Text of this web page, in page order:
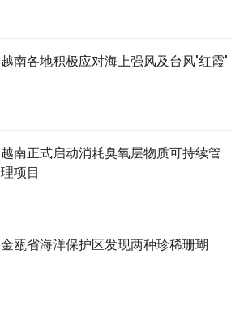
越南各地积极应对海上强风及台风'红霞'
越南正式启动消耗臭氧层物质可持续管
理项目
金瓯省海洋保护区发现两种珍稀珊瑚